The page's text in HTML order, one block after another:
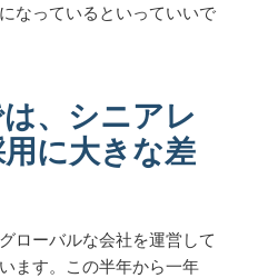
なっているといっていいで
、シニアレ
に大きな差
ローバルな会社を運営して
ます。この半年から一年